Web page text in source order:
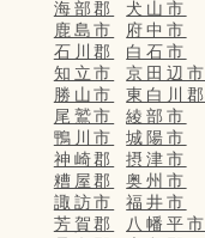
海部郡
犬山市
鹿島市
府中市
石川郡
白石市
知立市
京田辺市
勝山市
東白川郡
尾鷲市
綾部市
鴨川市
城陽市
神崎郡
摂津市
糟屋郡
奥州市
諏訪市
福井市
芳賀郡
八幡平市